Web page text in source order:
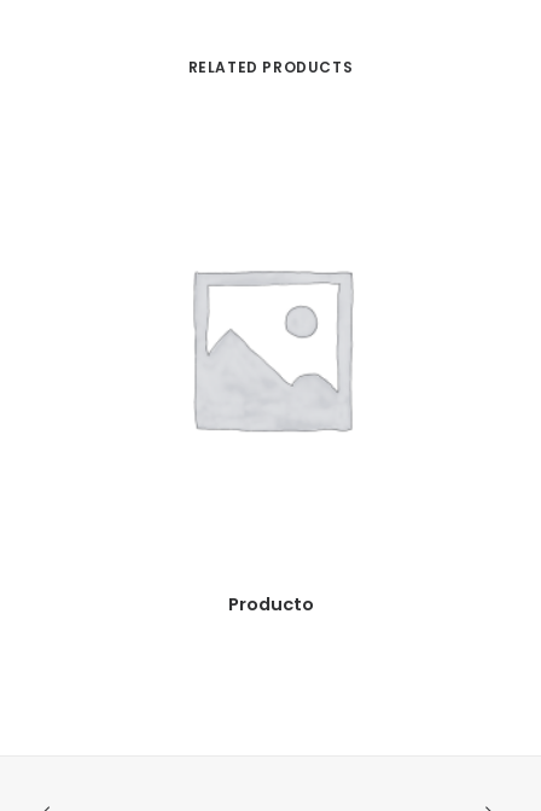
RELATED PRODUCTS
READ MORE
Producto